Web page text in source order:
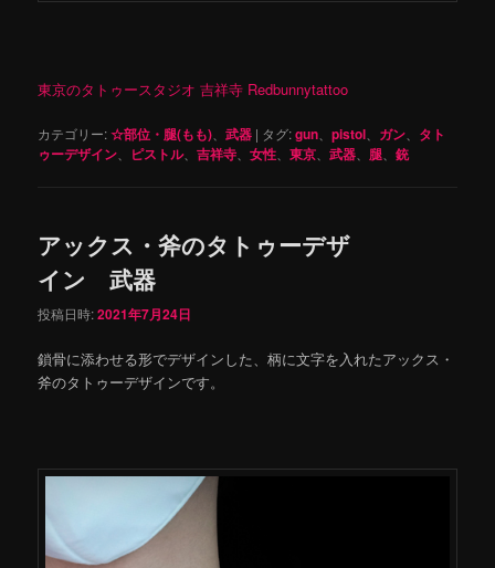
東京のタトゥースタジオ 吉祥寺 Redbunnytattoo
カテゴリー:☆部位・腿(もも) 、武器 | タグ:gun 、pistol ガン
タト
ゥーデザイン
ピストル、吉祥寺 、女性 、東京 、武器 腿 、銃
アックス・斧のタトゥーデザ
イン 武器
投稿日時:2021年7月24日
鎖骨に添わせる形でデザインした、柄に文字を入れたアックス・
斧のタトゥーデザインです。